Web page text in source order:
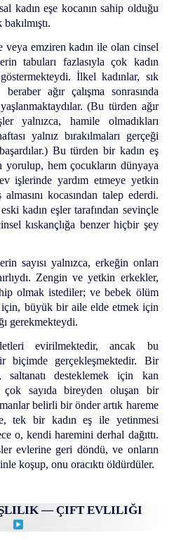
kadın eşe kocanın sahip olduğu
veya emziren kadın ile olan cinsel
tabuları fazlasıyla çok kadın
İlkel kadınlar, sık
ağır çalışma sonrasında
(Bu türden ağır
yalnızca, hamile olmadıkları
yalnız bırakılmaları gerçeği
Bu türden bir kadın eş
yorulup, hem çocukların dünyaya
işlerinde yardım etmeye yetkin
kocasından talep ederdi.
kadın eşler tarafından sevinçle
kıskançlığa benzer hiçbir şey
sayısı yalnızca, erkeğin onları
Zengin ve yetkin erkekler,
olmak istediler; ve bebek ölüm
büyük bir aile elde etmek için
gerekmekteydi.
evirilmektedir, ancak bu
biçimde gerçekleşmektedir. Bir
saltanatı desteklemek için kan
sayıda bireyden oluşan bir
belirli bir önder artık hareme
tek bir kadın eş ile yetinmesi
o, kendi haremini derhal dağıttı.
evlerine geri döndü, ve onların
koşup, onu oracıktı öldürdüler.
— ÇIFT EVLILIĞI